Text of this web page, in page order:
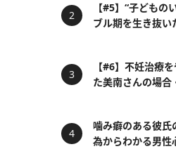
【#5】“子ども
ブル期を生き抜い
【#6】不妊治療
た美南さんの場合
噛み癖のある彼氏
為からわかる男性